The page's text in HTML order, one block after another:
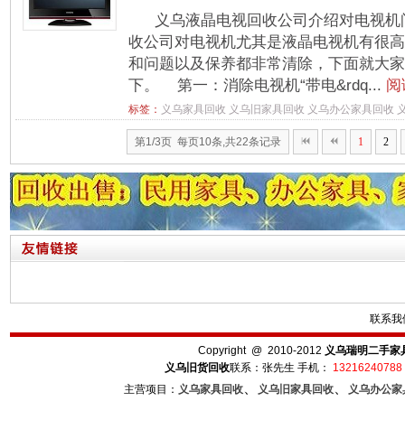
义乌液晶电视回收公司介绍对电视
收公司对电视机尤其是液晶电视机有很
和问题以及保养都非常清除，下面就大
下。 第一：消除电视机“带电&rdq... 阅
标签： 义乌家具回收 义乌旧家具回收 义乌办公家具回收
第1/3页 每页10条,共22条记录 1 2
联系我
Copyright @ 2010-2012 义乌瑞明二手
义乌旧货回收联系：张先生 手机： 13216240788
主营项目： 义乌家具回收、 义乌旧家具回收、 义乌办公